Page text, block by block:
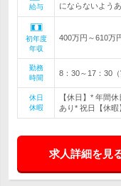
給与
にならないよう
初年度
年収
400万円～610万
勤務
時間
8：30～17：30
休日
休暇
【休日】* 年間
あり* 祝日【休暇
求人詳細を見